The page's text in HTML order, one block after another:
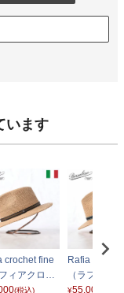
います
crochet fine
フィアクロシ
イン） 141
(税込)
Rafia
（ラフィア
ェ ファイン
¥55,000